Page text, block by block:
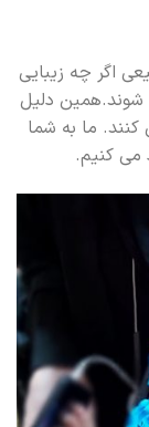
اگر چه زیبایی
شوند.همین دلیل
ما به شما